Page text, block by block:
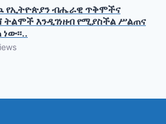
የኢትዮጵያን ብሔራዊ ጥቅሞችና
ትልሞች እንዲገነዘብ የሚያስችል ሥልጠና